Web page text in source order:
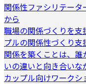
関係性ファシリテー
から
職場の関係づくりを
プルの関係性づくり支
関係を築くことは、
いの違いと向き合いな
カップル向けワークシ